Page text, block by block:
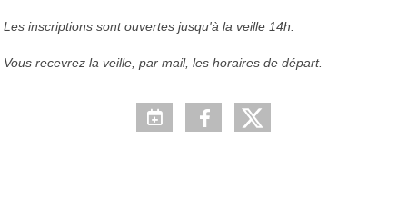
Les inscriptions sont ouvertes jusqu'à la veille 14h.
Vous recevrez la veille, par mail, les horaires de départ.